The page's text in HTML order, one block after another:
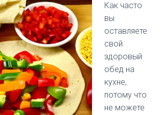
Как часто
вы
оставляете
свой
здоровый
обед на
кухне,
потому что
не можете